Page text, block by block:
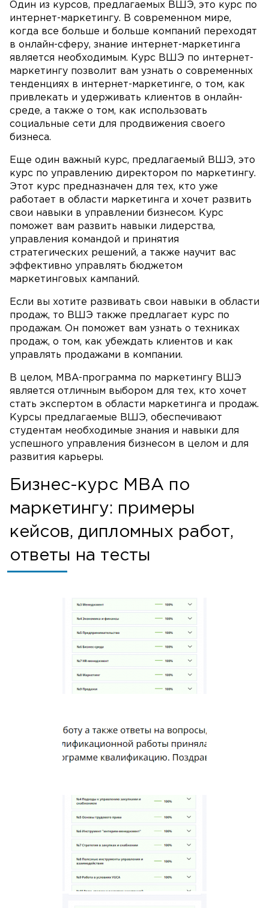
Один из курсов, предлагаемых ВШЭ, это курс по
интернет-маркетингу. В современном мире,
когда все больше и больше компаний переходят
в онлайн-сферу, знание интернет-маркетинга
является необходимым. Курс ВШЭ по интернет-
маркетингу позволит вам узнать о современных
тенденциях в интернет-маркетинге, о том, как
привлекать и удерживать клиентов в онлайн-
среде, а также о том, как использовать
социальные сети для продвижения своего
бизнеса.
Еще один важный курс, предлагаемый ВШЭ, это
курс по управлению директором по маркетингу.
Этот курс предназначен для тех, кто уже
работает в области маркетинга и хочет развить
свои навыки в управлении бизнесом. Курс
поможет вам развить навыки лидерства,
управления командой и принятия
стратегических решений, а также научит вас
эффективно управлять бюджетом
маркетинговых кампаний.
Если вы хотите развивать свои навыки в области
продаж, то ВШЭ также предлагает курс по
продажам. Он поможет вам узнать о техниках
продаж, о том, как убеждать клиентов и как
управлять продажами в компании.
В целом, MBA-программа по маркетингу ВШЭ
является отличным выбором для тех, кто хочет
стать экспертом в области маркетинга и продаж.
Курсы предлагаемые ВШЭ, обеспечивают
студентам необходимые знания и навыки для
успешного управления бизнесом в целом и для
развития карьеры.
Бизнес-курс MBA по
маркетингу: примеры
кейсов, дипломных работ,
ответы на тесты
⚠️ Пожалуйста, пишите в MAX или заполните
форму выше.
В России Telegram и WhatsApp блокируют -
сообщения могут не дойти.